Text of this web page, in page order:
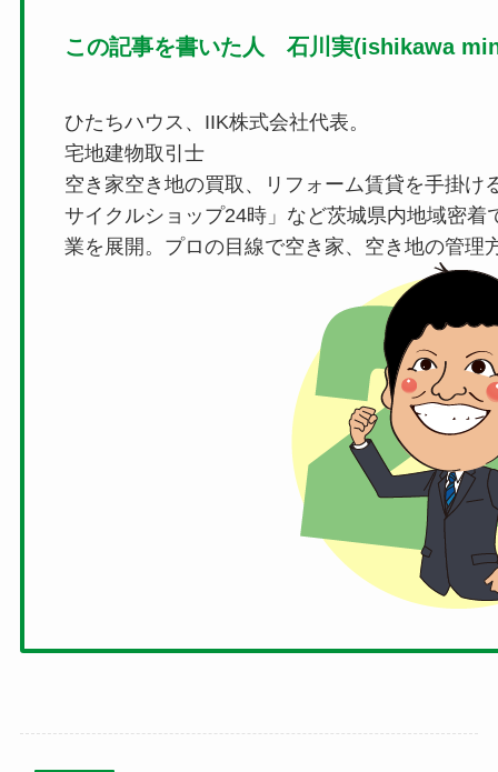
この記事を書いた人 石川実(ishikawa
ひたちハウス、IIK株式会社代表。
宅地建物取引士
空き家空き地の買取、リフォーム賃貸を手掛け
サイクルショップ24時」など茨城県内地域密
業を展開。プロの目線で空き家、空き地の管理